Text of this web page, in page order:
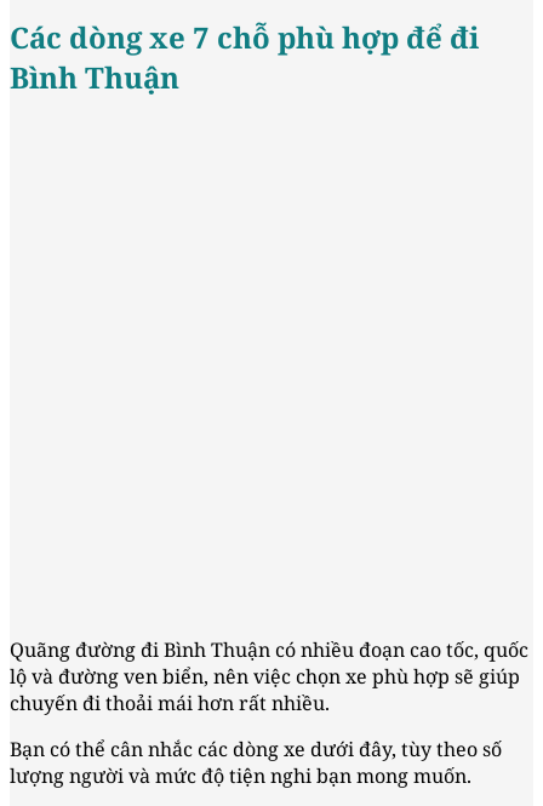
Các dòng xe 7 chỗ phù hợp để đi
Bình Thuận
Quãng đường đi Bình Thuận có nhiều đoạn cao tốc, quốc
lộ và đường ven biển, nên việc chọn xe phù hợp sẽ giúp
chuyến đi thoải mái hơn rất nhiều.
Bạn có thể cân nhắc các dòng xe dưới đây, tùy theo số
lượng người và mức độ tiện nghi bạn mong muốn.